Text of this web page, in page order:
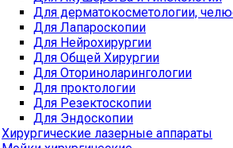
Для дерматокосметологии,
Для Лапароскопии
Для Нейрохирургии
Для Общей Хирургии
Для Оториноларингологии
Для проктологии
Для Резектоскопии
Для Эндоскопии
Хирургические лазерные аппараты